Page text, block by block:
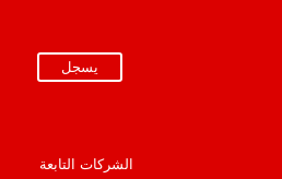
يسجل
الشركات التابعة